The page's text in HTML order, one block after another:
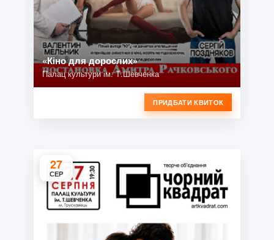
«Кіно для дорослих»
Палац культури ім. Т.Шевченка
ПРИДБАТИ КВИТОК
27
СЕР